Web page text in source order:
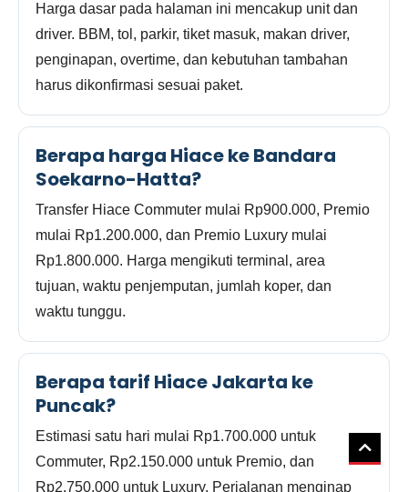
Harga dasar pada halaman ini mencakup unit dan
driver. BBM, tol, parkir, tiket masuk, makan driver,
penginapan, overtime, dan kebutuhan tambahan
harus dikonfirmasi sesuai paket.
Berapa harga Hiace ke Bandara
Soekarno-Hatta?
Transfer Hiace Commuter mulai Rp900.000, Premio
mulai Rp1.200.000, dan Premio Luxury mulai
Rp1.800.000. Harga mengikuti terminal, area
tujuan, waktu penjemputan, jumlah koper, dan
waktu tunggu.
Berapa tarif Hiace Jakarta ke
Puncak?
Estimasi satu hari mulai Rp1.700.000 untuk
Commuter, Rp2.150.000 untuk Premio, dan
Rp2.750.000 untuk Luxury. Perjalanan menginap